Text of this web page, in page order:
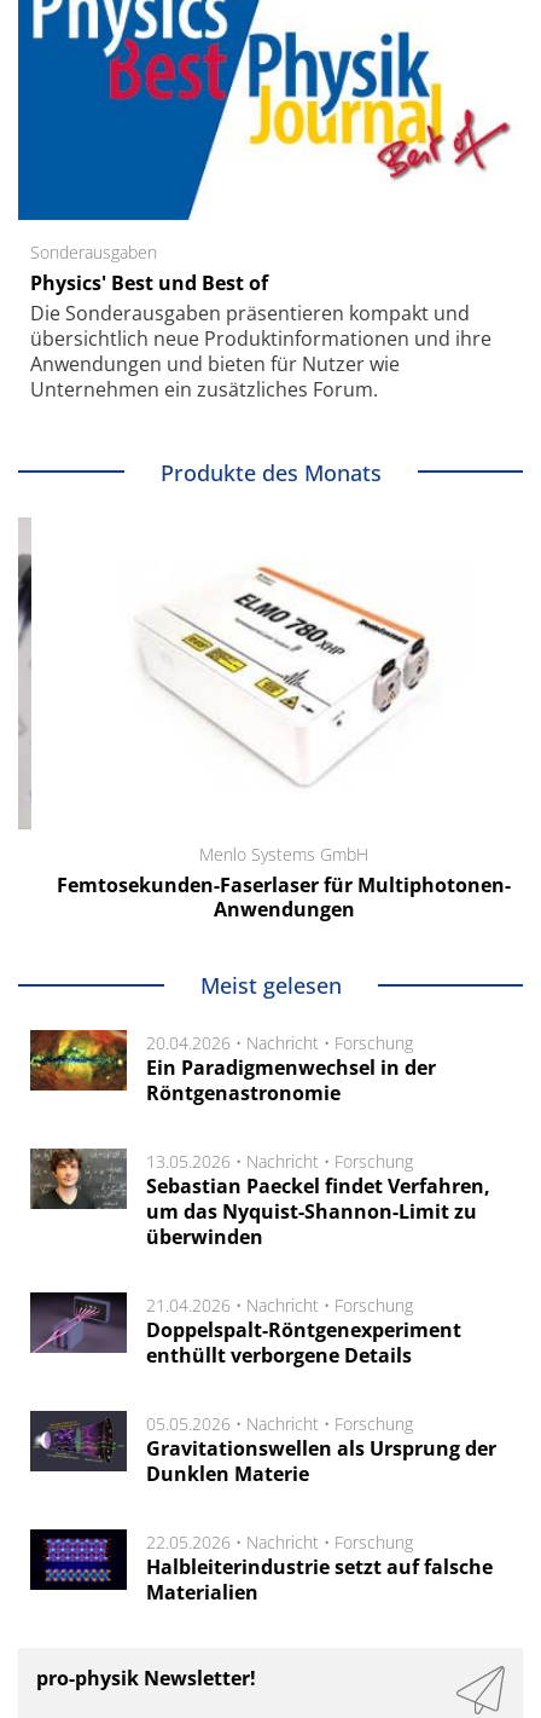
Sonderausgaben
Physics' Best und Best of
Die Sonder­ausgaben präsentieren kompakt und
übersichtlich neue Produkt­informationen und ihre
Anwendungen und bieten für Nutzer wie
Unternehmen ein zusätzliches Forum.
Produkte des Monats
Menlo Systems GmbH
Femtosekunden-Faserlaser für Multiphotonen-
Anwendungen
Meist gelesen
20.04.2026 • Nachricht • Forschung
Ein Paradigmenwechsel in der
Röntgenastronomie
13.05.2026 • Nachricht • Forschung
Sebastian Paeckel findet Verfahren,
um das Nyquist-Shannon-Limit zu
überwinden
21.04.2026 • Nachricht • Forschung
Doppelspalt-Röntgenexperiment
enthüllt verborgene Details
05.05.2026 • Nachricht • Forschung
Gravitationswellen als Ursprung der
Dunklen Materie
22.05.2026 • Nachricht • Forschung
Halbleiterindustrie setzt auf falsche
Materialien
pro-physik Newsletter!